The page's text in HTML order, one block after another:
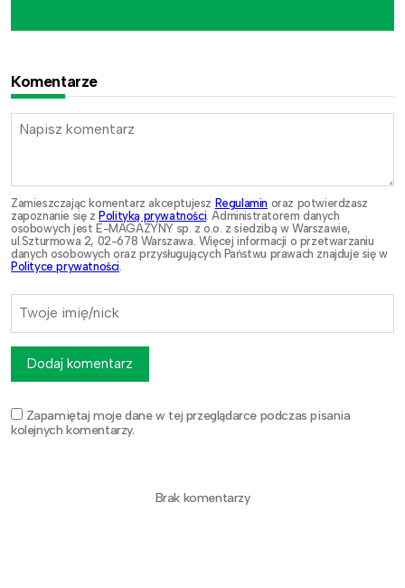
Komentarze
Zamieszczając komentarz akceptujesz Regulamin oraz potwierdzasz
zapoznanie się zPolityką prywatności . Administratorem danych
osobowych jest E-MAGAZYNY sp. z o.o. z siedzibą w Warszawie,
ul.Szturmowa 2, 02-678 Warszawa. Więcej informacji o przetwarzaniu
danych osobowych oraz przysługujących Państwu prawach znajduje się w
Polityce prywatności
Zapamiętaj moje dane w tej przeglądarce podczas pisania
kolejnych komentarzy.
Dodaj komentarz
Brak komentarzy